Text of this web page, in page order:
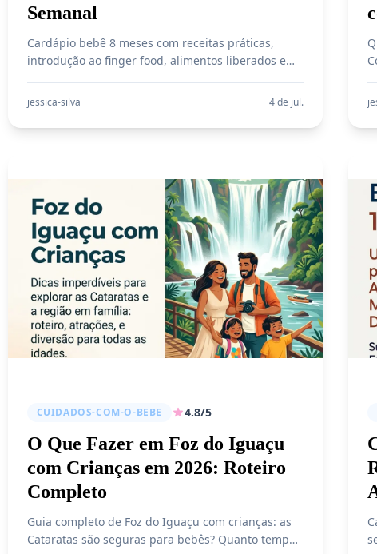
Semanal
Cardápio bebê 8 meses com receitas práticas,
introdução ao finger food, alimentos liberados e
jessica-silva 4 de jul.
e
CUIDADOS-COM-O-BEBE 4.8/5
O Que Fazer em Foz do Iguaçu
com Crianças em 2026: Roteiro
Completo
Guia completo de Foz do Iguaçu com crianças: as
Cataratas são seguras para bebês? Quanto tempo